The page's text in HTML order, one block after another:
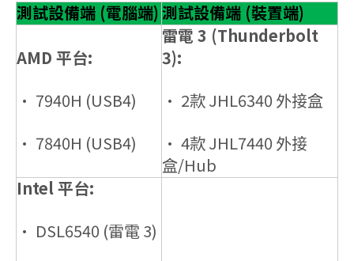
測試設備端 (電腦端)測試設備端 (裝置端)
AMD 平台:
• 7940H (USB4)
• 7840H (USB4)
雷電 3 (Thunderbolt
3):
• 2款 JHL6340 外接盒
• 4款 JHL7440 外接
盒/Hub
Intel 平台:
• DSL6540 (雷電 3)